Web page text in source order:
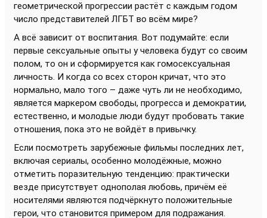
геометрической прогрессии растёт с каждым годом
число представителей ЛГБТ во всём мире?
А всё зависит от воспитания. Вот подумайте: если
первые сексуальные опыты у человека будут со своим
полом, то он и сформируется как гомосексуальная
личность. И когда со всех сторон кричат, что это
нормально, мало того – даже чуть ли не необходимо,
является маркером свободы, прогресса и демократии,
естественно, и молодые люди будут пробовать такие
отношения, пока это не войдёт в привычку.
Если посмотреть зарубежные фильмы последних лет,
включая сериалы, особенно молодёжные, можно
отметить поразительную тенденцию: практически
везде присутствует однополая любовь, причём её
носителями являются подчёркнуто положительные
герои, что становится примером для подражания.